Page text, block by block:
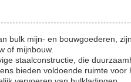
bulk mijn- en bouwgoederen,
of mijnbouw.
staalconstructie, die
bieden voldoende ruimte voor